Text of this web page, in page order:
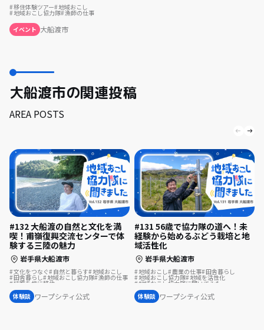
移住体験ツアー 地域おこし
地域おこし協力隊 漁師の仕事
イベント 大船渡市
大船渡市の関連投稿
AREA POSTS
#132 大船渡の自然と文化を満
喫！甫嶺復興交流センターで体
験する三陸の魅力
岩手県大船渡市
文化をつなぐ 自然と暮らす 地域おこし
田舎暮らし 地域おこし協力隊 漁師の仕事
結婚を機に移住
地域おこし協力隊に聞いてみた
海のそばの暮らし
体験談 ワープシティ公式
#131 56歳で協力隊の道へ！未
経験から始めるぶどう栽培と地
域活性化
岩手県大船渡市
地域おこし 農業の仕事 田舎暮らし
地域おこし協力隊 地域を活性化
地域おこし協力隊に聞いてみた
体験談 ワープシティ公式